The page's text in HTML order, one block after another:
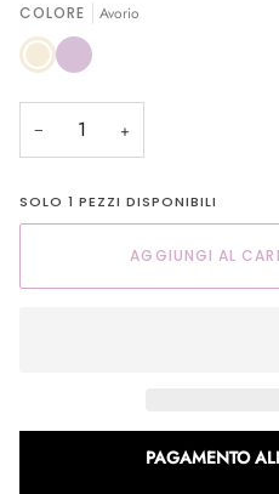
COLORE Avorio
Avorioglicine
− +
SOLO1 PEZZI DISPONIBILI
AGGIUNGI AL
PAGAMENTO